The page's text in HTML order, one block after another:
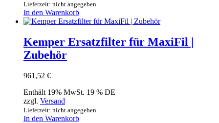
Lieferzeit: nicht angegeben
In den Warenkorb
Kemper Ersatzfilter für MaxiFil |
Zubehör
961,52 €
Enthält 19% MwSt. 19 % DE
zzgl. Versand
Lieferzeit: nicht angegeben
In den Warenkorb